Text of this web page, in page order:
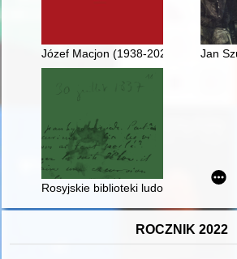
Józef Macjon (1938-2021) w Jan
Rosyjskie biblioteki ludowe w
ROCZNIK 2022